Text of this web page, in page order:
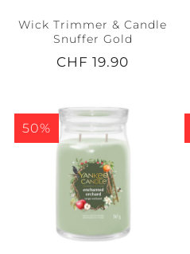
Wick Trimmer & Candle
Snuffer Gold
CHF 19.90
50%